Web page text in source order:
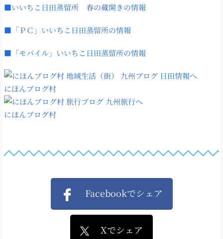
■いいちこ日田蒸留所 春の蔵開きの情報
■「ＰＣ」いいちこ日田蒸留所の情報
■「モバイル」いいちこ日田蒸留所の情報
にほんブログ村
にほんブログ村
Facebookでシェア
Xでシェア